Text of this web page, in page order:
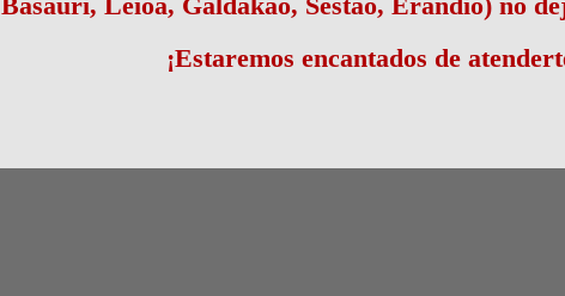
¡Estaremos encantados de